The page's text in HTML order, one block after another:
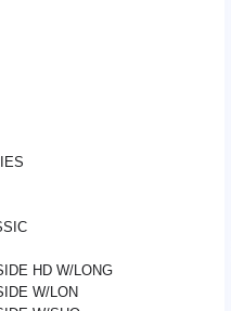
HD W/LONG
W/LON